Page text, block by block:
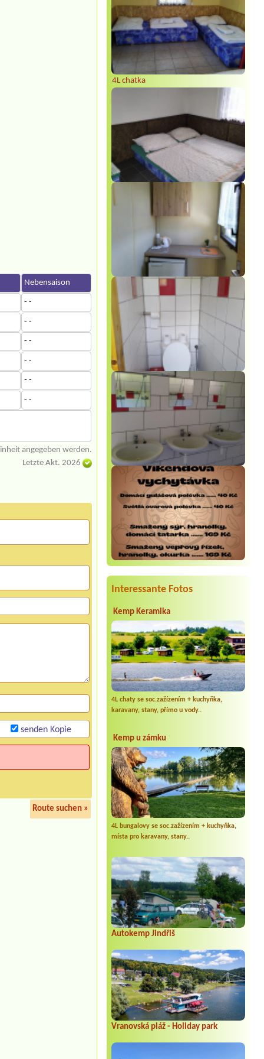
4L chatka
Interessante Fotos
Kemp Keramika
4L chaty se soc.zažízením + kuchyňka,
karavany, stany, přímo u vody..
Kemp u zámku
4L bungalovy se soc.zažízením + kuchyňka,
místa pro karavany, stany..
Autokemp Jindřiš
Vranovská pláž - Holiday park
Nebensaison
- -
- -
- -
- -
- -
- -
angegeben werden.
Letzte Akt. 2026
senden Kopie
Route suchen »